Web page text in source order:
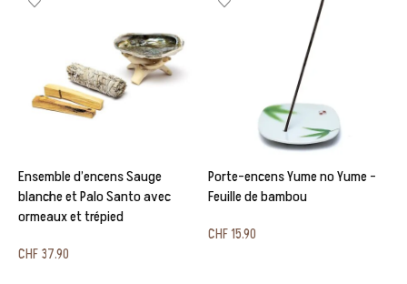
Ensemble d’encens Sauge
blanche et Palo Santo avec
ormeaux et trépied
CHF37.90
Porte-encens Yume no Yume –
Feuille de bambou
CHF15.90